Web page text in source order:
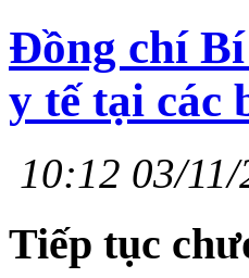
Đồng chí
y tế tại các
10:12 03/11/
Tiếp tục